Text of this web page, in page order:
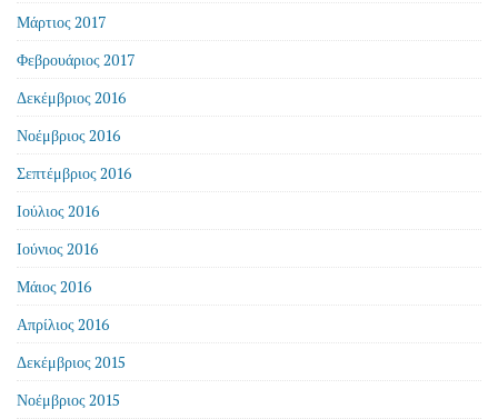
Μάρτιος 2017
Φεβρουάριος 2017
Δεκέμβριος 2016
Νοέμβριος 2016
Σεπτέμβριος 2016
Ιούλιος 2016
Ιούνιος 2016
Μάιος 2016
Απρίλιος 2016
Δεκέμβριος 2015
Νοέμβριος 2015